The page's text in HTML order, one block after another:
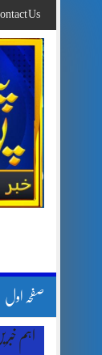
to
content
Us
صفحہ اول
اہم
بارشیں، لینڈ سلائیڈنگ